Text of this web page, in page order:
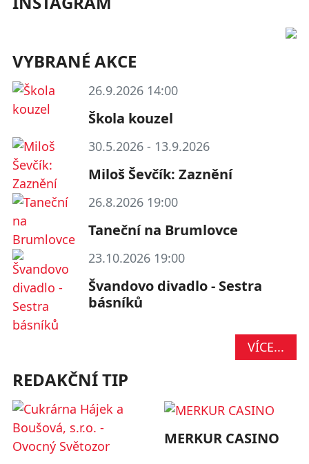
VYBRANÉ AKCE
26.9.2026 14:00
Škola kouzel
30.5.2026 - 13.9.2026
Miloš Ševčík: Zaznění
26.8.2026 19:00
Taneční na Brumlovce
23.10.2026 19:00
Švandovo divadlo - Sestra
básníků
VÍCE...
REDAKČNÍ TIP
MERKUR CASINO